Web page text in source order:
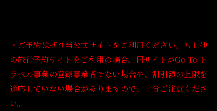
・ご予約はぜひ当公式サイトをご利用ください。もし他
の旅行予約サイトをご利用の場合、同サイトがGo To ト
ラベル事業の登録事業者でない場合や、割引額の上限を
適応していない場合がありますので、十分ご注意くださ
い。